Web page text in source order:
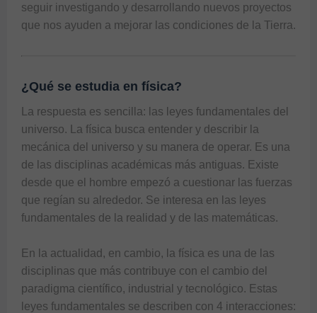
seguir investigando y desarrollando nuevos proyectos
¿Qué se estudia en física?
La respuesta es sencilla: las leyes fundamentales del
universo. La física busca entender y describir la
mecánica del universo y su manera de operar. Es una
de las disciplinas académicas más antiguas. Existe
desde que el hombre empezó a cuestionar las fuerzas
que regían su alrededor. Se interesa en las leyes
fundamentales de la realidad y de las matemáticas.
En la actualidad, en cambio, la física es una de las
disciplinas que más contribuye con el cambio del
paradigma científico, industrial y tecnológico. Estas
leyes fundamentales se describen con 4 interacciones: